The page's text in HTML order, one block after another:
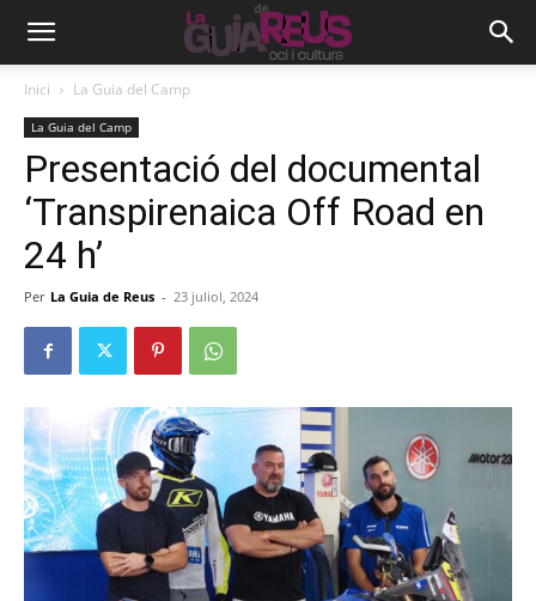
Inici La Guia del Camp
La Guia del Camp
Presentació del documental
‘Transpirenaica Off Road en
24 h’
Per La Guia de Reus - 23 juliol, 2024